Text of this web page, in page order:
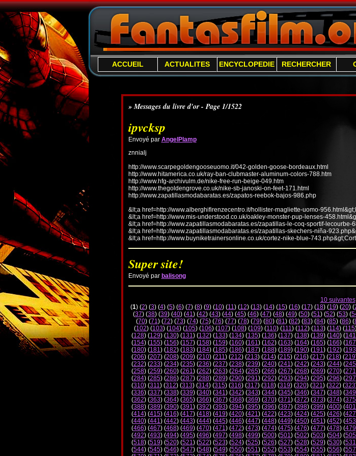
ACCUEIL ACTUALITES ENCYCLOPEDIE RECHERCHER
» Messages du livre d'or - Page 1/1522
ipvcksp
Envoyé par AngelPlamp
znnialj
http://www.scarpegoldengooseuomo.it/042-golden-goose-bordeaux.html
http://www.hitamerica.co.uk/ray-ban-clubmaster-aluminum-colors-788.htm
http://www.hfg-archivulm.de/nike-free-run-beige-049.htm
http://www.thegoldengrove.co.uk/nike-sb-janoski-on-feet-171.html
http://www.zapatillasmodabaratas.es/zapatos-reebok-bajos-986.php
&lt;a href=http://www.alberghifirenzecentro.it/hollister-magliette-uomo-
&lt;a href=http://www.mis-understood.co.uk/oakley-monster-pup-lenses-
&lt;a href=http://www.zapatillasmodabaratas.es/zapatillas-le-coq-sportif-
&lt;a href=http://www.zapatillasmodabaratas.es/zapatillas-skechers-niña-
&lt;a href=http://www.buyniketrainersonline.co.uk/cortez-nike-blue-
Super site!
Envoyé par balisong
10 suivantes
(1) (2) (3) (4) (5) (6) (7) (8) (9) (10) (11) (12) (13) (14) (15) (16) (17) (18) (19) (20) (
(37) (38) (39) (40) (41) (42) (43) (44) (45) (46) (47) (48) (49) (50) (51) (52) (53) (
(70) (71) (72) (73) (74) (75) (76) (77) (78) (79) (80) (81) (82) (83) (84) (85) (86) (
(102) (103) (104) (105) (106) (107) (108) (109) (110) (111) (112) (113) (114) (115
(128) (129) (130) (131) (132) (133) (134) (135) (136) (137) (138) (139) (140) (141
(154) (155) (156) (157) (158) (159) (160) (161) (162) (163) (164) (165) (166) (167
(180) (181) (182) (183) (184) (185) (186) (187) (188) (189) (190) (191) (192) (193
(206) (207) (208) (209) (210) (211) (212) (213) (214) (215) (216) (217) (218) (219
(232) (233) (234) (235) (236) (237) (238) (239) (240) (241) (242) (243) (244) (245
(258) (259) (260) (261) (262) (263) (264) (265) (266) (267) (268) (269) (270) (271
(284) (285) (286) (287) (288) (289) (290) (291) (292) (293) (294) (295) (296) (297
(310) (311) (312) (313) (314) (315) (316) (317) (318) (319) (320) (321) (322) (323
(336) (337) (338) (339) (340) (341) (342) (343) (344) (345) (346) (347) (348) (349
(362) (363) (364) (365) (366) (367) (368) (369) (370) (371) (372) (373) (374) (375
(388) (389) (390) (391) (392) (393) (394) (395) (396) (397) (398) (399) (400) (401
(414) (415) (416) (417) (418) (419) (420) (421) (422) (423) (424) (425) (426) (427
(440) (441) (442) (443) (444) (445) (446) (447) (448) (449) (450) (451) (452) (453
(466) (467) (468) (469) (470) (471) (472) (473) (474) (475) (476) (477) (478) (479
(492) (493) (494) (495) (496) (497) (498) (499) (500) (501) (502) (503) (504) (505
(518) (519) (520) (521) (522) (523) (524) (525) (526) (527) (528) (529) (530) (531
(544) (545) (546) (547) (548) (549) (550) (551) (552) (553) (554) (555) (556) (557